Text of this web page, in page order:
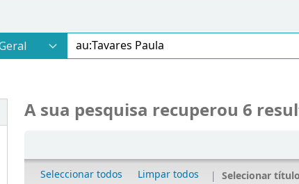
A sua pesquisa recuperou 6
Seleccionar todos Limpar todos Selecionar